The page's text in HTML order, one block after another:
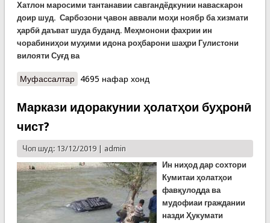
Хатлон маросими тантанавии савгандёдкунии наваскарон
доир шуд. Сарбозони ҷавон аввали моҳи ноябр ба хизмати
ҳарбӣ даъват шуда буданд. Меҳмонони фахрии ин
чорабиниҳои муҳими идона роҳбарони шаҳри Гулистони
вилояти Суғд ва
Муфассалтаро Наваскарон боз дар ду қисми ҳарбии Кумитаи
карданд
4695 нафар хонд
Маркази идоракунии ҳолатҳои буҳронӣ
чист?
Чоп шуд: 13/12/2019 | admin
Ин ниҳод дар сохтори
Кумитаи ҳолатҳои
фавқулодда ва
мудофиаи граждании
назди Ҳукумати